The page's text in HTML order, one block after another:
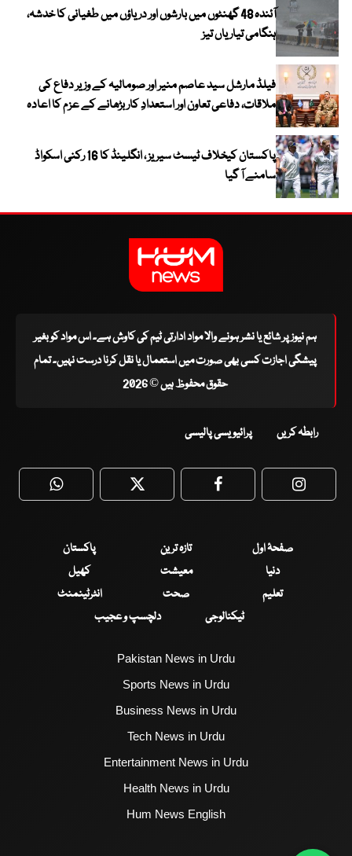
آئندہ 48 گھنٹوں میں بارشوں اور دریاؤں میں طغیانی کا خدشہ،
ہنگامی تیاریاں تیز
فیلڈ مارشل سید عاصم منیر اور صومالیہ کے وزیر دفاع کی
ملاقات، دفاعی تعاون اور استعدادِ کار بڑھانے کے عزم کا اعادہ
پاکستان کیخلاف ٹیسٹ سیریز ، انگلینڈ کا 16 رکنی اسکواڈ
سامنے آ گیا
ہم نیوز پر شائع یا نشر ہونے والا مواد ادارتی ٹیم کی کاوش ہے۔ اس مواد کو بغیر
پیشگی اجازت کسی بھی صورت میں استعمال یا نقل کرنا درست نہیں۔ تمام
حقوق محفوظ ہیں © 2026
رابطہ کریں پرائیویسی پالیسی
WhatsApp Twitter Facebook
صفحۂ اول تازہ ترین
پاکستان
دنیا
معیشت
کھیل
تعلیم
صحت
انٹرٹینمنٹ
ٹیکنالوجی
دلچسپ و عجیب
Pakistan News in Urdu
Sports News in Urdu
Business News in Urdu
Tech News in Urdu
Entertainment News in Urdu
Health News in Urdu
Hum News English